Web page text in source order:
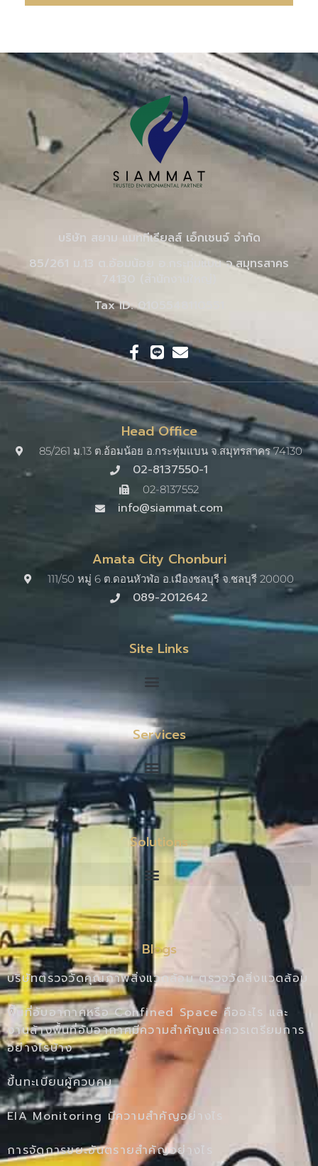
บริษัท สยาม แมททีเรียลส์ เอ็กเชนจ์ จำกัด
85/261 ม.13 ต.อ้อมน้อย อ.กระทุ่มแบน จ.สมุทรสาคร
74130 (สำนักงานใหญ่)
Tax ID: 0105548110551
Head Office
85/261 ม.13 ต.อ้อมน้อย อ.กระทุ่มแบน จ.สมุทรสาคร 74130
02-8137550-1
02-8137552
info@siammat.com
Amata City Chonburi
111/50 หมู่ 6 ต.ดอนหัวฬ่อ อ.เมืองชลบุรี จ.ชลบุรี 20000​
089-2012642
Site Links
Services
Solutions
Blogs
บริษัทตรวจวัดคุณภาพสิ่งแวดล้อม ตรวจวัดสิ่งแวดล้อม
พื้นที่อับอากาศหรือ Confined Space คืออะไร และ
งานล้างพื้นที่อับอากาศมีความสำคัญและควรเตรียมการ
อย่างไรบ้าง
ขึ้นทะเบียนผู้ควบคุม
EIA Monitoring มีความสำคัญอย่างไร
การจัดการขยะอันตรายสำคัญอย่างไร